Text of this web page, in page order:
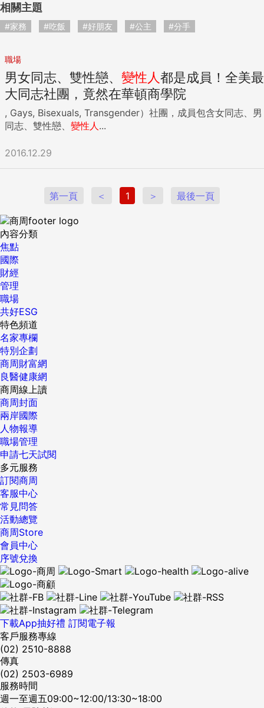
相關主題
#家務 #吃飯 #好朋友 #公主 #分手
職場
男女同志、雙性戀、 變性人都是成員！全美最
大同志社團，竟然在華頓商學院
, Gays, Bisexuals, Transgender）社團，成員包含女同志、男
同志、雙性戀、 變性人 ...
2016.12.29
第一頁 ＜ 1 ＞ 最後一頁
內容分類
焦點
國際
財經
管理
職場
共好ESG
特色頻道
名家專欄
特別企劃
商周財富網
良醫健康網
商周線上讀
商周封面
兩岸國際
人物報導
職場管理
申請七天試閱
多元服務
訂閱商周
客服中心
常見問答
活動總覽
商周Store
會員中心
序號兌換
下載App抽好禮 訂閱電子報
客戶服務專線
(02) 2510-8888
傳真
(02) 2503-6989
服務時間
週一至週五09:00~12:00/13:30~18:00